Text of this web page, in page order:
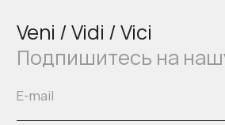
Veni / Vidi / Vici
Подпишитесь на